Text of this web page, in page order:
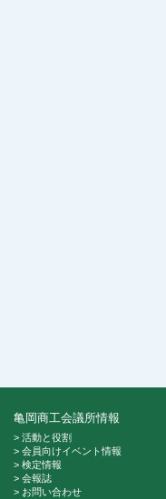
亀岡商工会議所情報
> 活動と役割
> 会員向けイベント情報
> 検定情報
> 会報誌
> お問い合わせ